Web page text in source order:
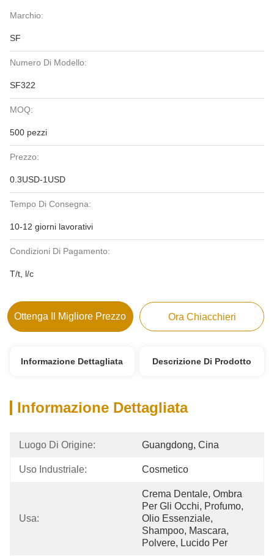
Marchio:
SF
Numero Di Modello:
SF322
MOQ:
500 pezzi
Prezzo:
0.3USD-1USD
Tempo Di Consegna:
10-12 giorni lavorativi
Condizioni Di Pagamento:
T/t, l/c
Ottenga Il Migliore Prezzo Ora Chiacchieri
Informazione Dettagliata Descrizione Di Prodotto
Informazione Dettagliata
Luogo Di Origine: Guangdong, Cina
Uso Industriale: Cosmetico
Usa:
Crema Dentale, Ombra
Per Gli Occhi, Profumo,
Olio Essenziale,
Shampoo, Mascara,
Polvere, Lucido Per